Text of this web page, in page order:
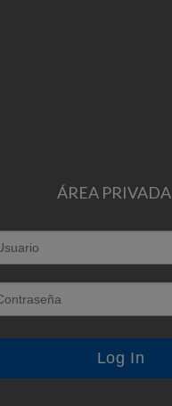
ÁREA PRIVADA